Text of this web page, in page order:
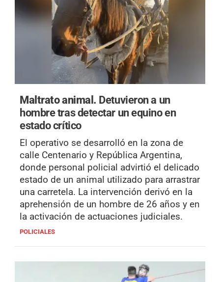
Maltrato animal. Detuvieron a un
hombre tras detectar un equino en
estado crítico
El operativo se desarrolló en la zona de
calle Centenario y República Argentina,
donde personal policial advirtió el delicado
estado de un animal utilizado para arrastrar
una carretela. La intervención derivó en la
aprehensión de un hombre de 26 años y en
la activación de actuaciones judiciales.
POLICIALES